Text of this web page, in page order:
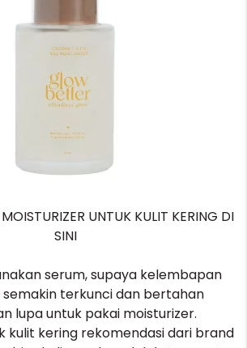
UNTUK KULIT KERING DI
SINI
serum, supaya kelembapan
semakin terkunci dan bertahan
lupa untuk pakai moisturizer.
kulit kering rekomendasi dari brand